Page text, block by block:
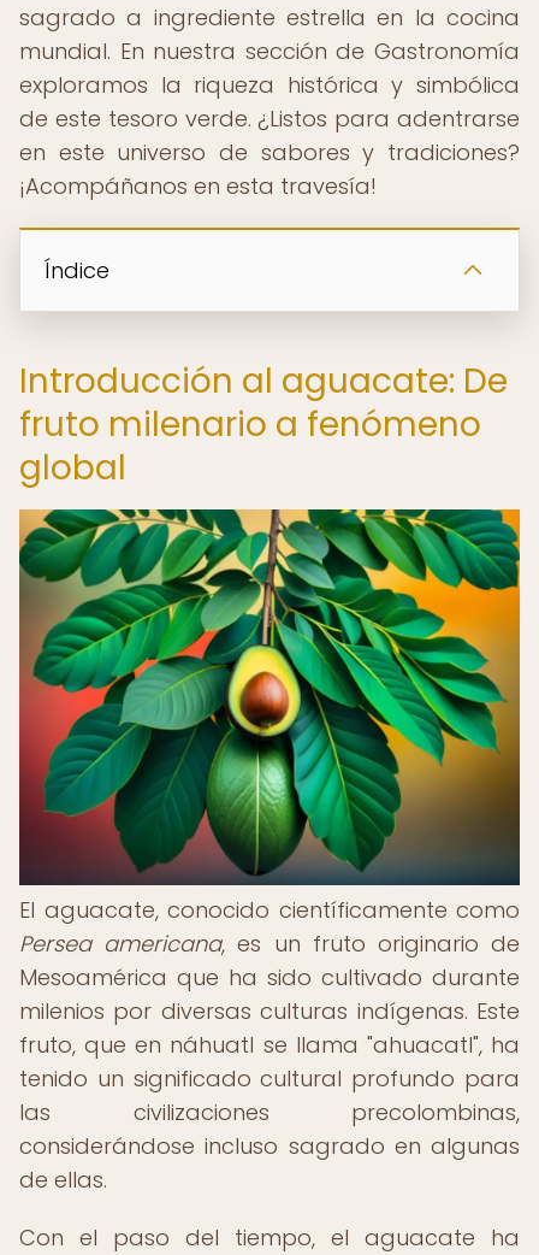
sagrado a ingrediente estrella en la cocina
mundial. En nuestra sección de Gastronomía
exploramos la riqueza histórica y simbólica
de este tesoro verde. ¿Listos para adentrarse
en este universo de sabores y tradiciones?
¡Acompáñanos en esta travesía!
Índice
Introducción al aguacate: De
fruto milenario a fenómeno
global
El aguacate, conocido científicamente como
Persea americana, es un fruto originario de
Mesoamérica que ha sido cultivado durante
milenios por diversas culturas indígenas. Este
fruto, que en náhuatl se llama "ahuacatl", ha
tenido un significado cultural profundo para
las civilizaciones precolombinas,
considerándose incluso sagrado en algunas
de ellas.
Con el paso del tiempo, el aguacate ha